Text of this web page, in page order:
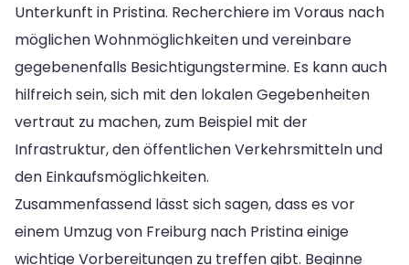
Unterkunft in Pristina. Recherchiere im Voraus nach
möglichen Wohnmöglichkeiten und vereinbare
gegebenenfalls Besichtigungstermine. Es kann auch
hilfreich sein, sich mit den lokalen Gegebenheiten
vertraut zu machen, zum Beispiel mit der
Infrastruktur, den öffentlichen Verkehrsmitteln und
den Einkaufsmöglichkeiten.
Zusammenfassend lässt sich sagen, dass es vor
einem Umzug von Freiburg nach Pristina einige
wichtige Vorbereitungen zu treffen gibt. Beginne